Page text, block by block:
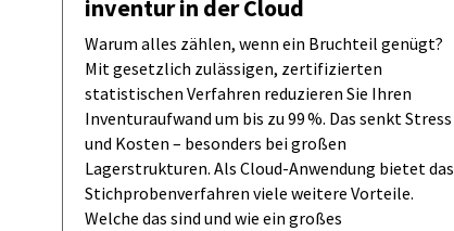
inventur in der Cloud
Warum alles zählen, wenn ein Bruchteil genügt?
Mit gesetzlich zulässigen, zertifizierten
statistischen Verfahren reduzieren Sie Ihren
Inventuraufwand um bis zu 99 %. Das senkt Stress
und Kosten – besonders bei großen
Lagerstrukturen. Als Cloud-Anwendung bietet das
Stichprobenverfahren viele weitere Vorteile.
Welche das sind und wie ein großes